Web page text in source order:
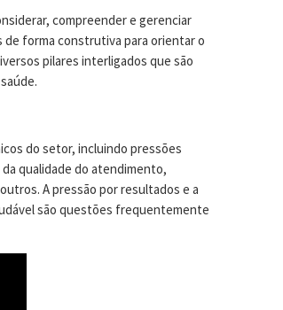
compreender e gerenciar
forma construtiva para orientar o
pilares interligados que são
do setor, incluindo pressões
qualidade do atendimento,
A pressão por resultados e a
são questões frequentemente